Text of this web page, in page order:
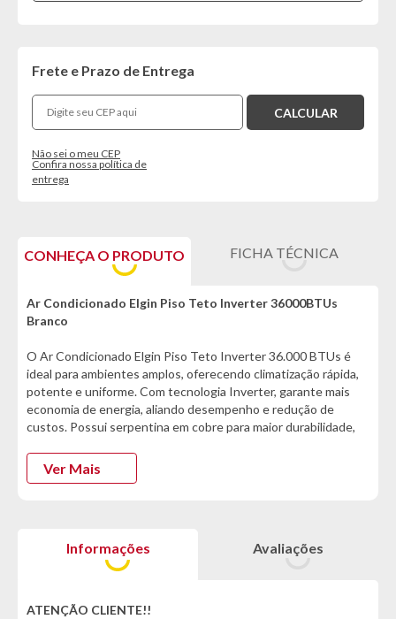
Frete e Prazo de Entrega
Não sei o meu CEP
Confira nossa política de
entrega
CONHEÇA O PRODUTO FICHA TÉCNICA
Ar Condicionado Elgin Piso Teto Inverter 36000BTUs
Branco
O Ar Condicionado Elgin Piso Teto Inverter 36.000 BTUs é
ideal para ambientes amplos, oferecendo climatização rápida,
potente e uniforme. Com tecnologia Inverter, garante mais
economia de energia, aliando desempenho e redução de
custos. Possui serpentina em cobre para maior durabilidade,
que reduz impactos ambientais. Prático e eficiente, conta com
controle digital de temperatura e baixo nível de ruído,
Informações Técnicas:
- Modelo Ar Condicionado: Elgin Inverter
Ver Mais
Informações Avaliações
ATENÇÃO CLIENTE!!